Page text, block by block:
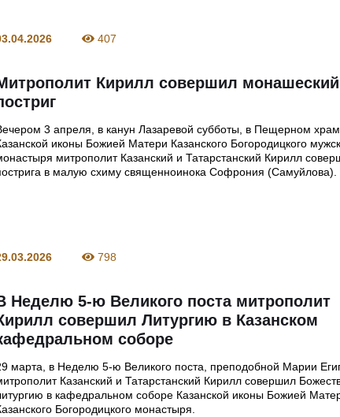
407
Кирилл совершил монашеский
3 апреля, в канун Лазаревой субботы, в Пещерном
иконы Божией Матери Казанского Богородицкого
митрополит Казанский и Татарстанский Кирилл
в малую схиму священноинока Софрония (Самуйлова).
798
Неделю 5-ю Великого поста митрополит
совершил Литургию в Казанском
соборе
марта, в Неделю 5-ю Великого поста, преподобной Марии
Казанский и Татарстанский Кирилл совершил
в кафедральном соборе Казанской иконы Божией
Богородицкого монастыря.